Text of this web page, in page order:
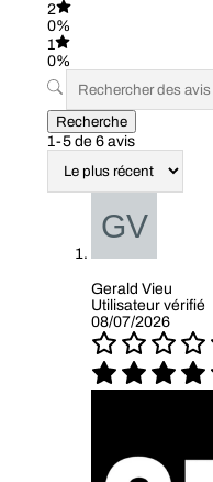
2
0%
1
0%
Recherche
1-5 de 6 avis
Gerald Vieu
Utilisateur vérifié
08/07/2026